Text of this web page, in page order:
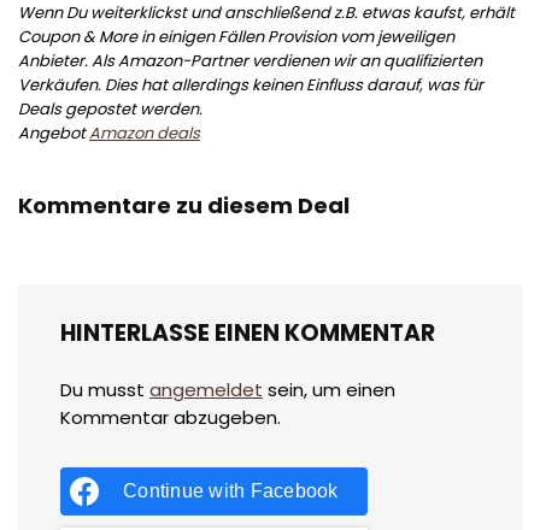
Wenn Du weiterklickst und anschließend z.B. etwas kaufst, erhält
Coupon & More in einigen Fällen Provision vom jeweiligen
Anbieter. Als Amazon-Partner verdienen wir an qualifizierten
Verkäufen. Dies hat allerdings keinen Einfluss darauf, was für
Deals gepostet werden.
AngebotAmazon deals
Kommentare zu diesem Deal
HINTERLASSE EINEN KOMMENTAR
Du musst angemeldet sein, um einen
Kommentar abzugeben.
Continue with Facebook